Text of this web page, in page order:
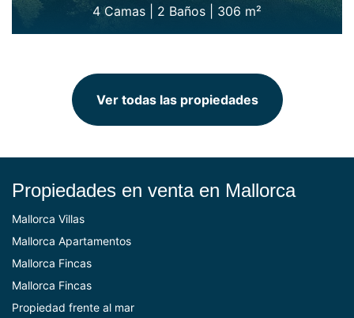
4 Camas 2 Baños 306 m²
Ver todas las propiedades
Propiedades en venta en Mallorca
Mallorca Villas
Mallorca Apartamentos
Mallorca Fincas
Mallorca Fincas
Propiedad frente al mar